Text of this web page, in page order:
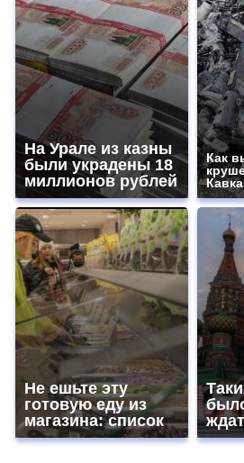
На Урале из казны
были украдены 18
миллионов рублей
Как
Не ешьте эту
готовую еду из
магазина: список